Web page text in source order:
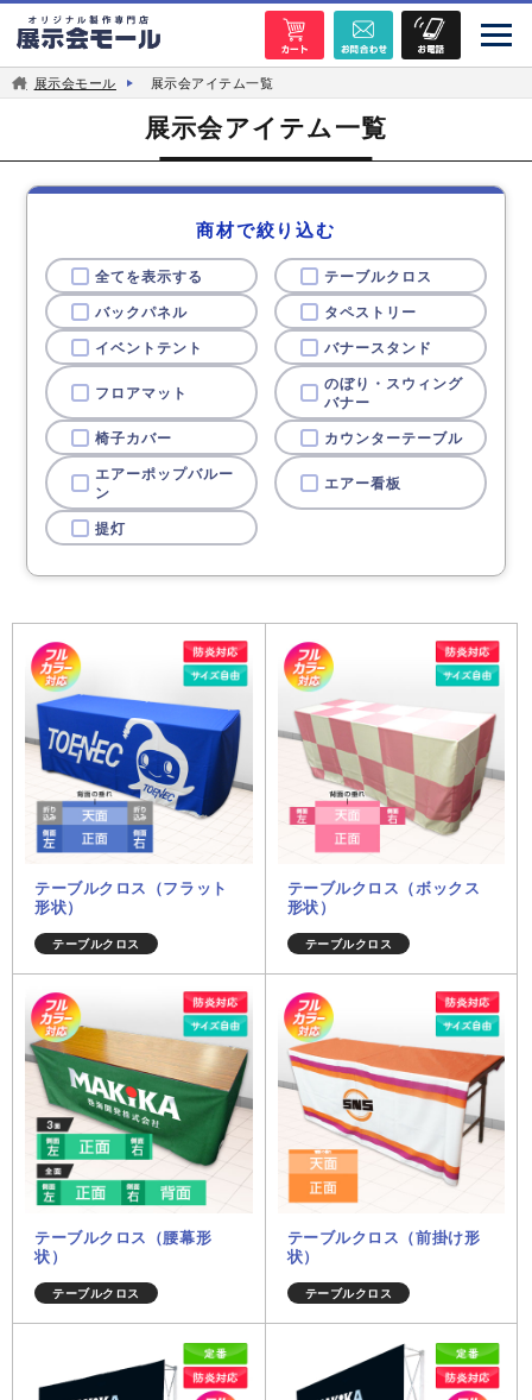
展示会モール 展示会アイテム一覧
展示会アイテム一覧
商材で絞り込む
全てを表示する
テーブルクロス
バックパネル
タペストリー
イベントテント
バナースタンド
フロアマット
のぼり・スウィング
バナー
椅子カバー
カウンターテーブル
エアーポップバルー
ン
エアー看板
提灯
テーブルクロス（フラット
形状）
テーブルクロス
テーブルクロス（ボックス
形状）
テーブルクロス
テーブルクロス（腰幕形
状）
テーブルクロス
テーブルクロス（前掛け形
状）
テーブルクロス